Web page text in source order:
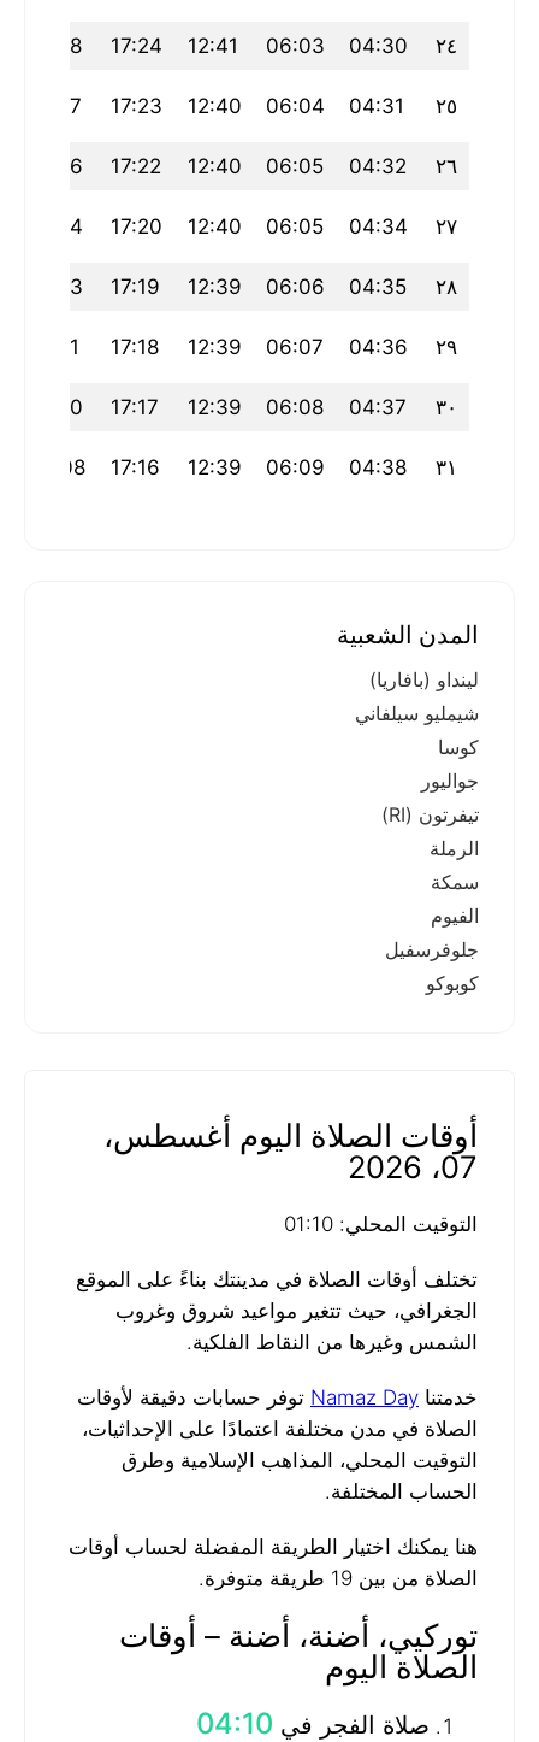
٢٤ 04:30
06:03
12:41
17:24
19:18
٢٥ 04:31
06:04
12:40
17:23
19:17
٢٦ 04:32
06:05
12:40
17:22
19:16
٢٧ 04:34
06:05
12:40
17:20
19:14
٢٨ 04:35
06:06
12:39
17:19
19:13
٢٩ 04:36
06:07
12:39
17:18
19:11
٣٠ 04:37
06:08
12:39
17:17
19:10
٣١ 04:38
06:09
12:39
17:16
19:08
المدن الشعبية
لينداو (بافاريا)
شيمليو سيلفاني
كوسا
جواليور
تيفرتون (RI)
الرملة
سمكة
الفيوم
جلوفرسفيل
كوبوكو
أوقات الصلاة اليوم أغسطس،
07، 2026
التوقيت المحلي: 01:10
تختلف أوقات الصلاة في مدينتك بناءً على الموقع
الجغرافي، حيث تتغير مواعيد شروق وغروب
الشمس وغيرها من النقاط الفلكية.
خدمتنا Namaz Day توفر حسابات دقيقة لأوقات
الصلاة في مدن مختلفة اعتمادًا على الإحداثيات،
التوقيت المحلي، المذاهب الإسلامية وطرق
الحساب المختلفة.
هنا يمكنك اختيار الطريقة المفضلة لحساب أوقات
الصلاة من بين 19 طريقة متوفرة.
توركيي، أضنة، أضنة – أوقات
الصلاة اليوم
صلاة الفجر في 04:10